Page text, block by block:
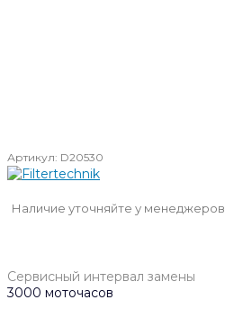
Артикул: D20530
Наличие уточняйте у менеджеров
Сервисный интервал замены
3000 моточасов